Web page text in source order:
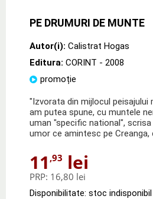
PE DRUMURI DE MUNTE
Autor(i): Calistrat Hogas
Editura: CORINT - 2008
promoție
"Izvorata din mijlocul peisajului
am putea spune, cu muntele
uman "specific national",
umor ce amintesc pe Creanga,
11 ,93 lei
PRP: 16,80 lei
Disponibilitate: stoc indisponibil